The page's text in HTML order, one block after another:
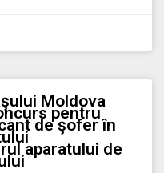
Moldova
pentru
de şofer în
aparatului de